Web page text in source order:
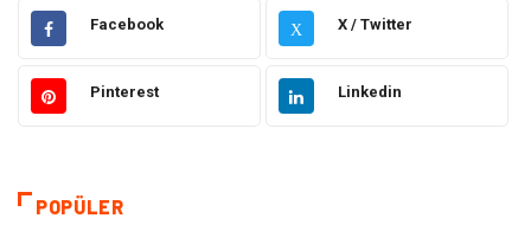
Bakım Güzellik Yeme İçme
Elektrik Elektronik Giyim
Hukuk
Facebook X X / Twitter
Pinterest Linkedin
POPÜLER